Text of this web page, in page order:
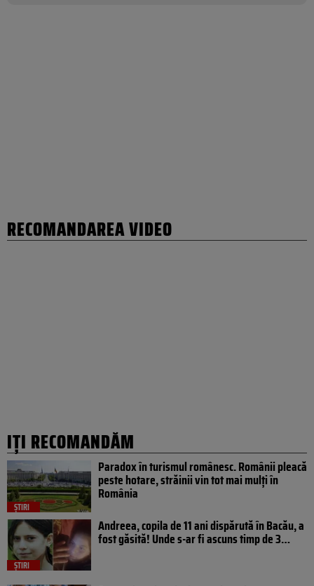
RECOMANDAREA VIDEO
IȚI RECOMANDĂM
ȘTIRI
Paradox în turismul românesc. Românii pleacă
peste hotare, străinii vin tot mai mulți în
România
ȘTIRI
Andreea, copila de 11 ani dispărută în Bacău, a
fost găsită! Unde s-ar fi ascuns timp de 3…